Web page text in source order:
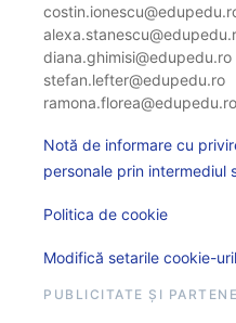
diana.ghimisi@edupedu.ro
stefan.lefter@edupedu.ro
ramona.florea@edupedu.ro
Notă de informare cu
personale prin intermediul
Politica de cookie
Modifică setarile cookie-
PUBLICITATE ȘI